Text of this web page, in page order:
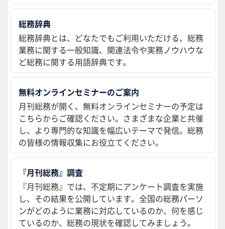
総務辞典
総務辞典とは、どなたでもご利用いただける、総務
業務に関する一般知識、関連法令や実務ノウハウな
ど総務に関する用語辞典です。
無料オンラインセミナーのご案内
月刊総務が開く、無料オンラインセミナーの予定は
こちらからご確認ください。さまざまな企業と共催
し、より専門的な知識を幅広いテーマで発信。総務
の皆様の情報収集にお役立てください。
『月刊総務』調査
『月刊総務』では、不定期にアンケート調査を実施
し、その結果を公開しています。全国の総務パーソ
ンがどのように業務に対応しているのか、何を感じ
ているのか、総務の現状を確認してみましょう。